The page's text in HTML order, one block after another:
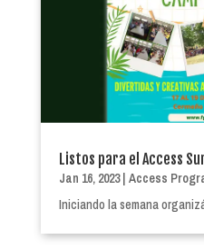
Listos para el Access
Jan 16, 2023| Access
Iniciando la semana